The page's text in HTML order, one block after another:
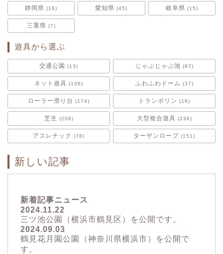
静岡県 16 愛知県 45 岐阜県 15
三重県 7
遊具から選ぶ
交通公園 13 じゃぶじゃぶ池 87
ネット遊具 136 ふわふわドーム 37
ローラー滑り台 174 トランポリン 16
芝生 208 大型複合遊具 236
アスレチック 78 ターザンロープ 151
新しい記事
新着記事ニュース
2024.11.22
三ツ池公園（横浜市鶴見区）を公開です。
2024.09.03
鶴見花月園公園（神奈川県横浜市）を公開で
す。